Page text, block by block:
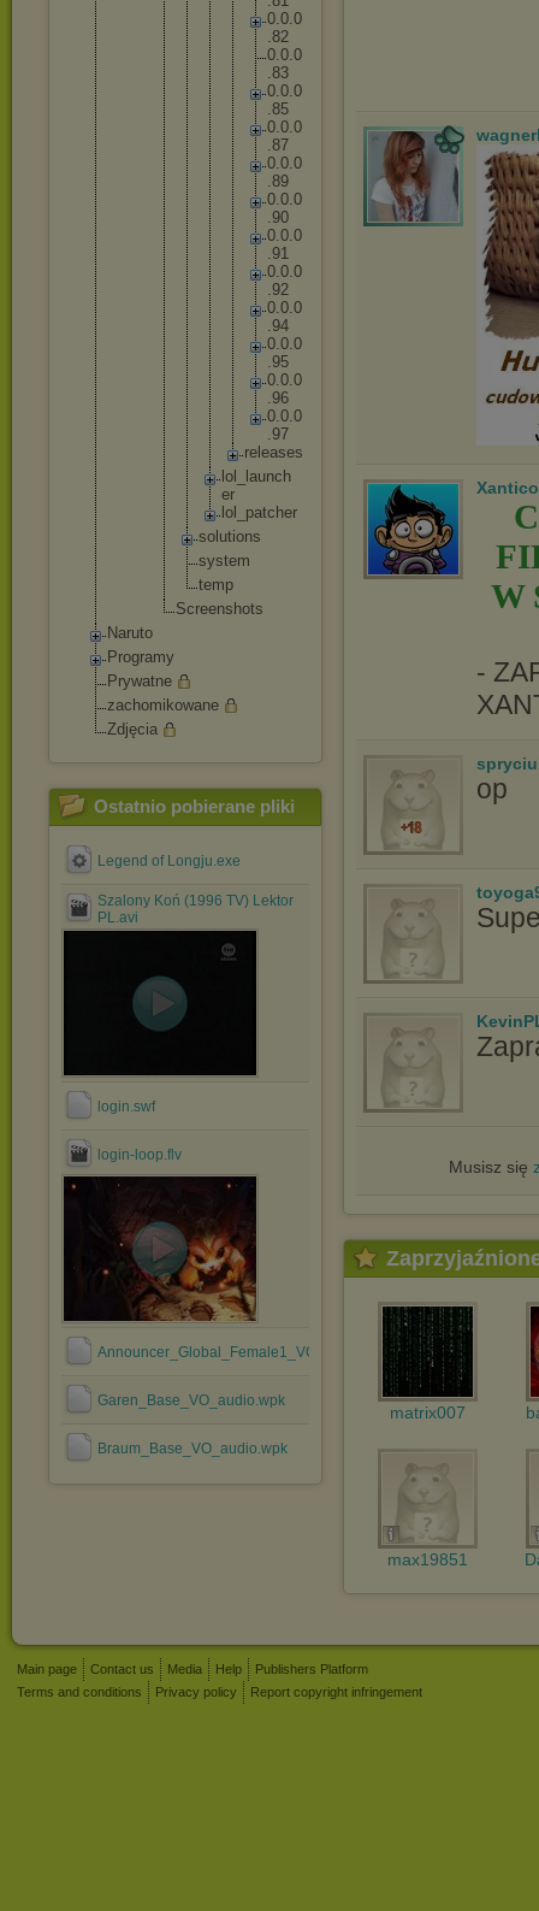
0.0.0
.82
0.0.0
.83
0.0.0
.85
0.0.0
.87
0.0.0
.89
0.0.0
.90
0.0.0
.91
0.0.0
.92
0.0.0
.94
0.0.0
.95
0.0.0
.96
0.0.0
.97
re eases
lo
launch
er
lo
patc her
solutions
system
temp
Screenshots
Naruto
Programy
Prywatne
zachomikowane
Zdjęcia
Ostatnio pobierane pliki
Legend of Longju.exe
Szalony Koń (1996 TV) Lektor
PL.avi
login.swf
login-loop.flv
Announcer_Global_Female1_VO_audio.wpk
Garen_Base_VO_audio.wpk
Braum_Base_VO_audio.wpk
Xantico
W
-
op
Musisz się
matrix007
max19851
Main page Contact us Media Help
Publishers Platform
Terms and conditions
Privacy policy Report copyright infringement